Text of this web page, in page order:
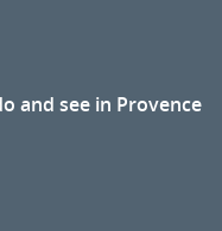
and see in Provence